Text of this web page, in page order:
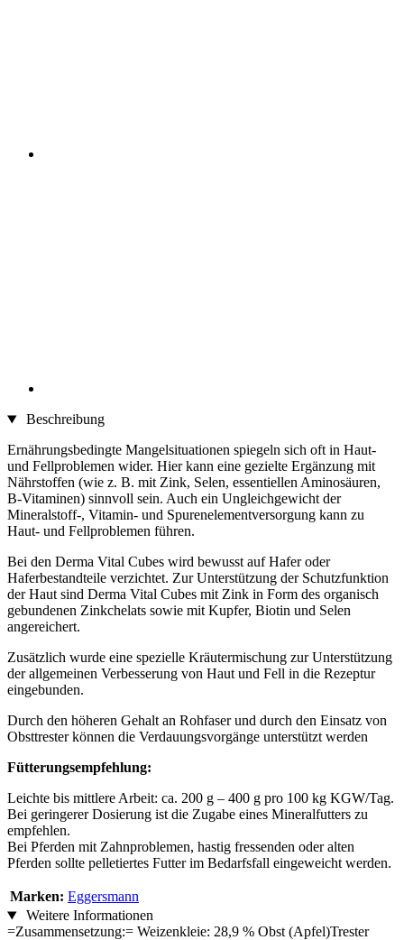
Beschreibung
Ernährungsbedingte Mangelsituationen spiegeln sich oft in Haut-
und Fellproblemen wider. Hier kann eine gezielte Ergänzung mit
Nährstoffen (wie z. B. mit Zink, Selen, essentiellen Aminosäuren,
B-Vitaminen) sinnvoll sein. Auch ein Ungleichgewicht der
Mineralstoff-, Vitamin- und Spurenelementversorgung kann zu
Haut- und Fellproblemen führen.
Bei den Derma Vital Cubes wird bewusst auf Hafer oder
Haferbestandteile verzichtet. Zur Unterstützung der Schutzfunktion
der Haut sind Derma Vital Cubes mit Zink in Form des organisch
gebundenen Zinkchelats sowie mit Kupfer, Biotin und Selen
angereichert.
Zusätzlich wurde eine spezielle Kräutermischung zur Unterstützung
der allgemeinen Verbesserung von Haut und Fell in die Rezeptur
eingebunden.
Durch den höheren Gehalt an Rohfaser und durch den Einsatz von
Obsttrester können die Verdauungsvorgänge unterstützt werden
Fütterungsempfehlung:
Leichte bis mittlere Arbeit: ca. 200 g – 400 g pro 100 kg KGW/Tag.
Bei geringerer Dosierung ist die Zugabe eines Mineralfutters zu
empfehlen.
Bei Pferden mit Zahnproblemen, hastig fressenden oder alten
Pferden sollte pelletiertes Futter im Bedarfsfall eingeweicht werden.
Marken: Eggersmann
Weitere Informationen
=Zusammensetzung:= Weizenkleie: 28,9 % Obst (Apfel)Trester